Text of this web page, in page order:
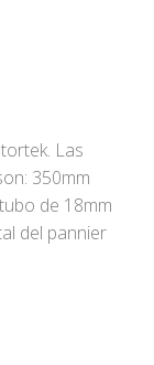
Las
350mm
de 18mm
del pannier